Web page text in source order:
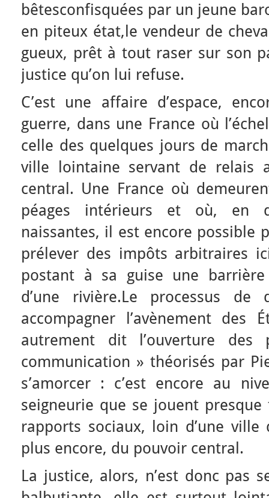
bêtesconfisquées par un jeune
en piteux état,le vendeur de
gueux, prêt à tout raser sur son
justice qu’on lui refuse.
C’est une affaire d’espace,
guerre, dans une France où
celle des quelques jours de
ville lointaine servant de relais
central. Une France où
péages intérieurs et où, en
naissantes, il est encore possible
prélever des impôts arbitraires
postant à sa guise une
d’une rivière.Le processus de
accompagner l’avènement des
autrement dit l’ouverture des
communication » théorisés par
s’amorcer : c’est encore au
seigneurie que se jouent
rapports sociaux, loin d’une
plus encore, du pouvoir central.
La justice, alors, n’est donc pas